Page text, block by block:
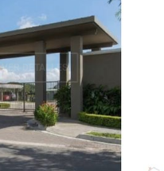
VER DETALLES